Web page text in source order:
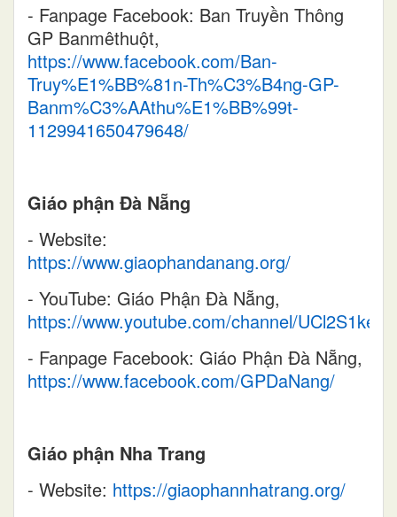
- Fanpage Facebook: Ban Truyền Thông
GP Banmêthuột,
https://www.facebook.com/Ban-
Truy%E1%BB%81n-Th%C3%B4ng-GP-
Banm%C3%AAthu%E1%BB%99t-
1129941650479648/
Giáo phận Đà Nẵng
- Website:
https://www.giaophandanang.org/
- YouTube: Giáo Phận Đà Nẵng,
https://www.youtube.com/channel/
- Fanpage Facebook: Giáo Phận Đà Nẵng,
https://www.facebook.com/GPDaNang/
Giáo phận Nha Trang
- Website: https://giaophannhatrang.org/